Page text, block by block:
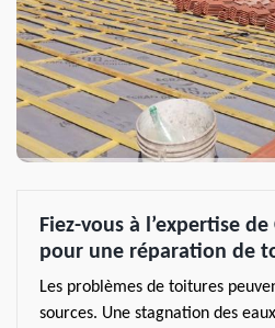
Fiez-vous à l’expertise de
pour une réparation de
Les problèmes de toitures
sources. Une stagnation des